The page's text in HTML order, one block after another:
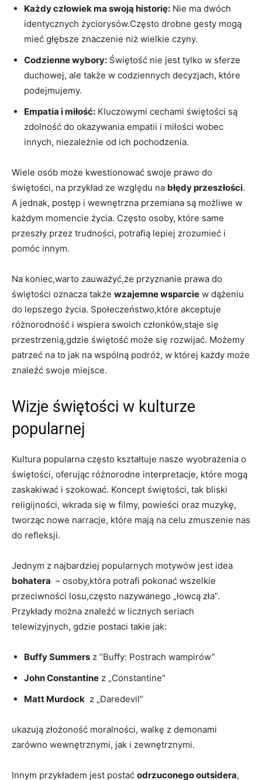
Każdy człowiek ma swoją historię: ‌Nie​ ma dwóch
identycznych życiorysów.Często⁤ drobne gesty⁢ mogą
mieć głębsze znaczenie niż wielkie czyny.
Codzienne wybory: Świętość nie jest tylko w⁢ sferze
duchowej, ale także w codziennych ‌decyzjach, które⁤
podejmujemy.
Empatia ‍i miłość: Kluczowymi ⁢cechami świętości są
‍zdolność do okazywania empatii i miłości wobec
innych, niezależnie od ich pochodzenia.
Wiele osób może kwestionować swoje ‌prawo do‌
świętości, ⁣na‍ przykład​ ze względu na błędy przeszłości.
A jednak, ‍postęp i wewnętrzna przemiana są możliwe w
każdym momencie życia. Często⁣ osoby, ⁣które same
przeszły przez trudności, potrafią lepiej zrozumieć i
pomóc innym.
Na‌ koniec,warto ⁤zauważyć,że⁣ przyznanie prawa do ​
świętości oznacza także wzajemne wsparcie w dążeniu
do ​lepszego życia. Społeczeństwo,które akceptuje
różnorodność i wspiera swoich członków,staje⁢ się⁤
przestrzenią,gdzie świętość ⁢może się rozwijać. Możemy
patrzeć na to jak na ​wspólną podróż, w której ​każdy może
znaleźć⁣ swoje miejsce.
Wizje świętości w kulturze
popularnej
Kultura popularna często ⁣kształtuje nasze wyobrażenia o
⁢świętości, oferując różnorodne interpretacje, które mogą
zaskakiwać i szokować. Koncept​ świętości, tak bliski ​
religijności,⁢ wkrada się w ‌filmy, powieści oraz⁣ muzykę,​
tworząc nowe‍ narracje, które mają ​na celu zmuszenie nas
do refleksji.
Jednym‌ z najbardziej popularnych ⁣motywów jest idea
bohatera ⁣ – osoby,która potrafi pokonać​ wszelkie​
przeciwności losu,często nazywanego „łowcą ​zła”.
⁤Przykłady można⁣ znaleźć w licznych seriach⁤
telewizyjnych, ‌gdzie‌ postaci takie ‍jak:
Buffy​ Summers z ‍”Buffy: Postrach wampirów”
John Constantine z „Constantine”
Matt Murdock ⁣ z „Daredevil”
ukazują złożoność moralności, walkę z demonami
zarówno wewnętrznymi, jak i zewnętrznymi.
Innym przykładem jest postać odrzuconego outsidera,